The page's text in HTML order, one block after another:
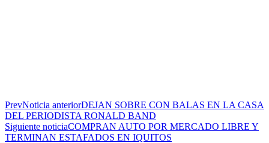
PrevNoticia anteriorDEJAN SOBRE CON BALAS EN LA CASA
DEL PERIODISTA RONALD BAND
Siguiente noticiaCOMPRAN AUTO POR MERCADO LIBRE Y
TERMINAN ESTAFADOS EN IQUITOS